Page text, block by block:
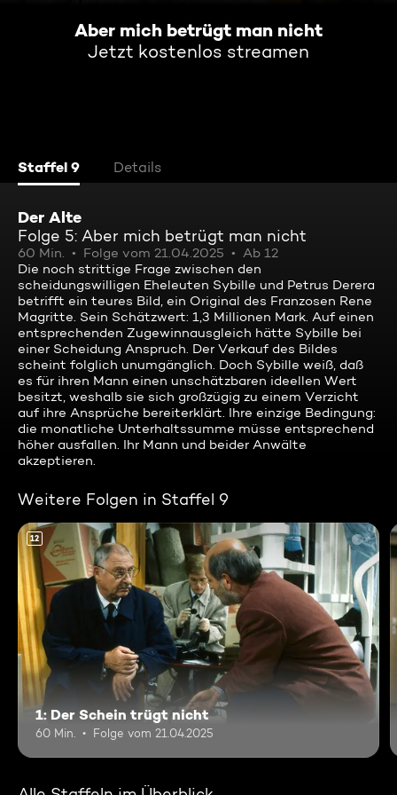
Aber mich betrügt man nicht
Jetzt kostenlos streamen
Staffel 9 Details
Der Alte
Folge 5: Aber mich betrügt man nicht
60 Min. Folge vom 21.04.2025
Ab 12
Die noch strittige Frage zwischen den
scheidungswilligen Eheleuten Sybille und Petrus Derera
betrifft ein teures Bild, ein Original des Franzosen Rene
Magritte. Sein Schätzwert: 1,3 Millionen Mark. Auf einen
entsprechenden Zugewinnausgleich hätte Sybille bei
einer Scheidung Anspruch. Der Verkauf des Bildes
scheint folglich unumgänglich. Doch Sybille weiß, daß
es für ihren Mann einen unschätzbaren ideellen Wert
besitzt, weshalb sie sich großzügig zu einem Verzicht
auf ihre Ansprüche bereiterklärt. Ihre einzige Bedingung:
die monatliche Unterhaltssumme müsse entsprechend
höher ausfallen. Ihr Mann und beider Anwälte
akzeptieren.
Weitere Folgen in Staffel 9
12
1: Der Schein trügt nicht
60 Min. Folge vom 21.04.2025